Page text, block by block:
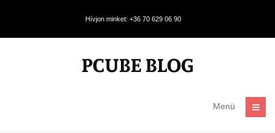
Hívjon minket: +36 70 629 06 90
Menü